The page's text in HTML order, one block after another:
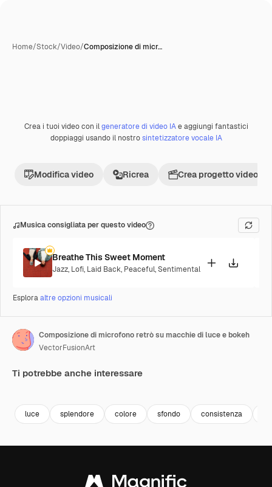
Home/Stock/Video/Composizione di micr…
PremiumCreata con IA
Crea i tuoi video con ilgeneratore di video IAe aggiungi fantastici
doppiaggi usando il nostrosintetizzatore vocale IA
Modifica video Ricrea Crea progetto video
Musica consigliata per questo video
Breathe This Sweet Moment
Jazz, Lofi, Laid Back, Peaceful,Sentimental
Esploraaltre opzioni musicali
Composizione di microfono retrò su macchie di luce e bokeh
VectorFusionArt
Ti potrebbe anche interessare
luce splendore colore sfondo consistenza